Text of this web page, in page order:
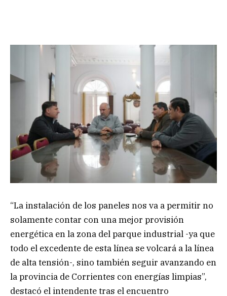
“La instalación de los paneles nos va a permitir no
solamente contar con una mejor provisión
energética en la zona del parque industrial -ya que
todo el excedente de esta línea se volcará a la línea
de alta tensión-, sino también seguir avanzando en
la provincia de Corrientes con energías limpias”,
destacó el intendente tras el encuentro